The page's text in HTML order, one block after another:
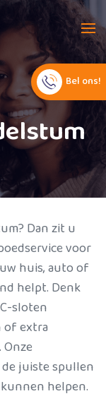
Dan zit u
voor
huis, auto of
helpt. Denk
sloten
of extra
juiste spullen
helpen.
Bel ons!